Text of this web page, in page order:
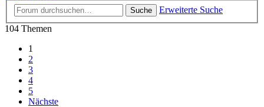
Suche
Erweiterte Suche
104 Themen
1
2
3
4
5
Nächste